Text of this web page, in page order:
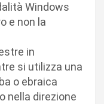
Windows
e non la
in
si utilizza una
o ebraica
nella direzione